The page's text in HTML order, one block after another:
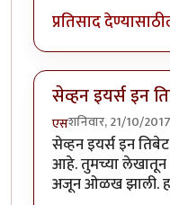
प्रतिसाद देण्यासाठी
सेव्हन इयर्स इन
एसशनिवार, 21/10/
सेव्हन इयर्स इन
आहे. तुमच्या लेखातून
अजून ओळख झाली.